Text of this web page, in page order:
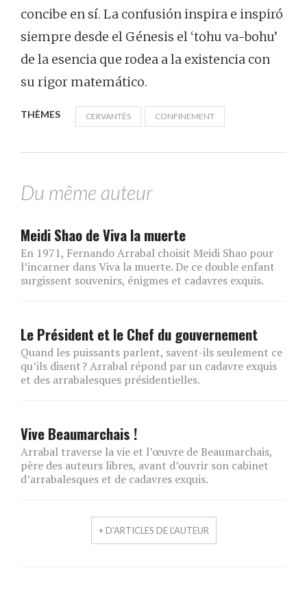
concibe en sí. La confusión inspira e inspiró
siempre desde el Génesis el ‘tohu va-bohu’
de la esencia que rodea a la existencia con
su rigor matemático.
THÈMES CERVANTÈS CONFINEMENT
Du même auteur
Meidi Shao de Viva la muerte
En 1971, Fernando Arrabal choisit Meidi Shao pour
l’incarner dans Viva la muerte. De ce double enfant
surgissent souvenirs, énigmes et cadavres exquis.
Le Président et le Chef du gouvernement
Quand les puissants parlent, savent-ils seulement ce
qu’ils disent ? Arrabal répond par un cadavre exquis
et des arrabalesques présidentielles.
Vive Beaumarchais !
Arrabal traverse la vie et l’œuvre de Beaumarchais,
père des auteurs libres, avant d’ouvrir son cabinet
d’arrabalesques et de cadavres exquis.
+ D'ARTICLES DE L'AUTEUR